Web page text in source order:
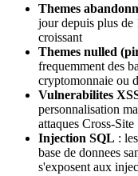
Themes
jour depuis plus de
croissant
Themes nulled
frequemment des
cryptomonnaie ou
Vulnerabilites
personnalisation
attaques Cross-
Injection SQL :
base de donnees
s'exposent aux